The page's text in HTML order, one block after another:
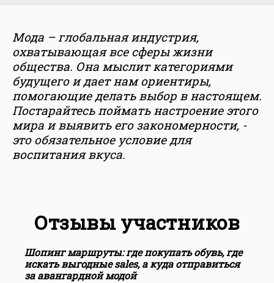
Мода – глобальная индустрия,
охватывающая все сферы жизни
общества. Она мыслит категориями
будущего и дает нам ориентиры,
помогающие делать выбор в настоящем.
Постарайтесь поймать настроение этого
мира и выявить его закономерности, -
это обязательное условие для
воспитания вкуса.
Отзывы участников
Шопинг маршруты: где покупать обувь, где
искать выгодные sales, а куда отправиться
за авангардной модой